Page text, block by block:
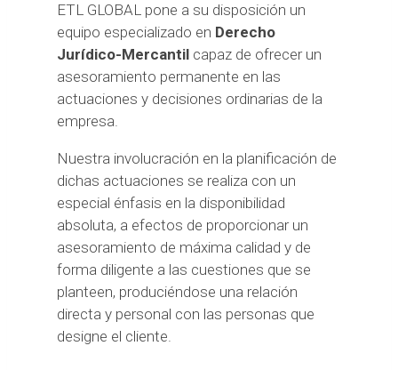
ETL GLOBAL pone a su disposición un
equipo especializado en Derecho
Jurídico-Mercantil capaz de ofrecer un
asesoramiento permanente en las
actuaciones y decisiones ordinarias de la
empresa.
Nuestra involucración en la planificación de
dichas actuaciones se realiza con un
especial énfasis en la disponibilidad
absoluta, a efectos de proporcionar un
asesoramiento de máxima calidad y de
forma diligente a las cuestiones que se
planteen, produciéndose una relación
directa y personal con las personas que
designe el cliente.